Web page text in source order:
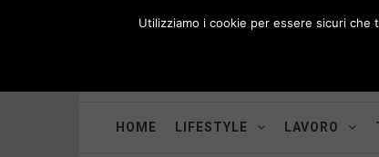
HOME LIFESTYLE LAVORO
Utilizziamo i cookie per essere sicuri